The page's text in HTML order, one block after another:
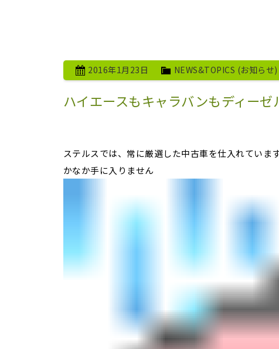
2016年1月23日 NEWS&TOPICS (お知らせ)
ハイエースもキャラバンもディーゼ
ステルスでは、常に厳選した中古車を仕入れていま
かなか手に入りません